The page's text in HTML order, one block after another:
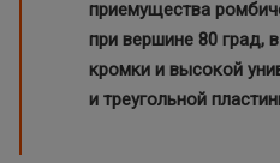
приемущества
при вершине 80 град,
кромки и высокой
и треугольной